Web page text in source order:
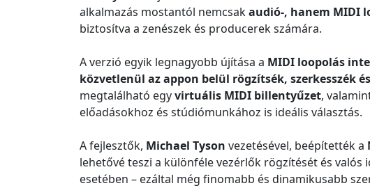
alkalmazás mostantól nemcsakaudió-, hanem MIDI
biztosítva a zenészek és producerek számára.
A verzió egyik legnagyobb újítása a MIDI loopolás
közvetlenül az appon belül rögzítsék, szerkesszék
megtalálható egyvirtuális MIDI billentyűzet,
előadásokhoz és stúdiómunkához is ideális választás.
A fejlesztők, Michael Tyson vezetésével, beépítették a
lehetővé teszi a különféle vezérlők rögzítését és
esetében – ezáltal még finomabb és dinamikusabb